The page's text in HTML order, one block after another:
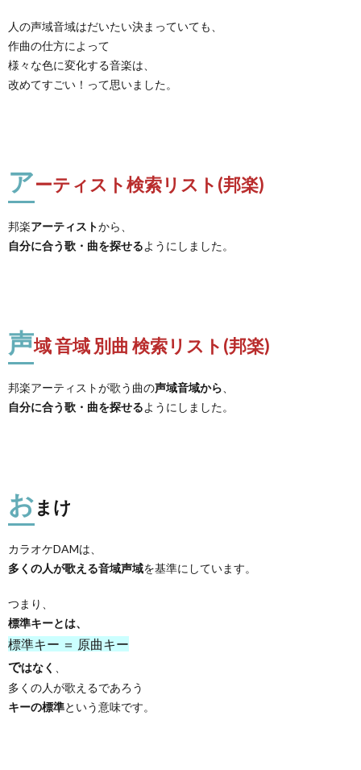
人の声域音域はだいたい決まっていても、
作曲の仕方によって
様々な色に変化する音楽は、
改めてすごい！って思いました。
アーティスト検索リスト(邦楽)
邦楽アーティストから、
自分に合う歌・曲を探せるようにしました。
声域 音域 別曲 検索リスト(邦楽)
邦楽アーティストが歌う曲の声域音域から
自分に合う歌・曲を探せるようにしました。
おまけ
カラオケDAMは、
多くの人が歌える音域声域を基準にしています。
つまり、
標準キーとは、
標準キー ＝ 原曲キー
ではなく
多くの人が歌えるであろう
キーの標準という意味です。